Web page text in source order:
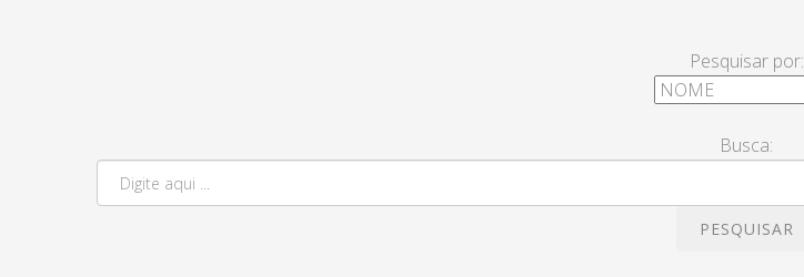
Pesquisar por:
Busca:
PESQUISAR